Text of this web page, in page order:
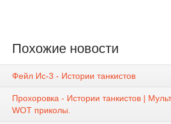
Похожие новости
Фейл Ис-3 - Истории танкистов
Прохоровка - Истории танкистов |
WOT приколы.